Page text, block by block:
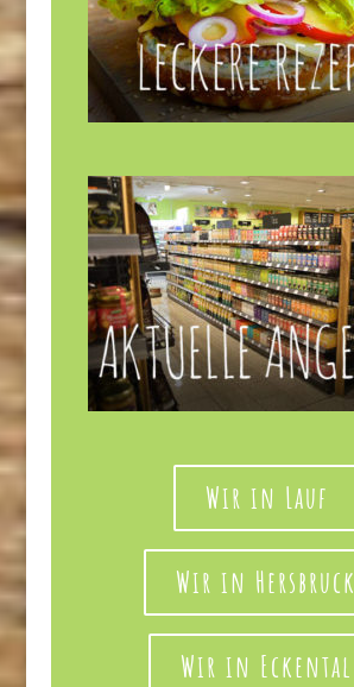
Wir in Lauf
Wir in Hersbruck
Wir in Eckental